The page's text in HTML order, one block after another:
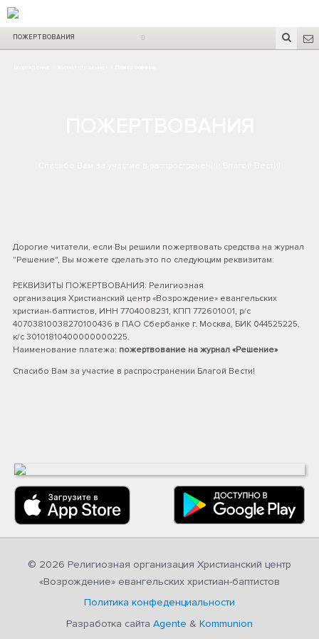
ПОЖЕРТВОВАНИЯ
Дорогие читатели, если Вы решили пожертвовать средства на журнал
"Решение", Вы можете сделать это по следующим реквизитам:
РЕКВИЗИТЫ ПОЖЕРТВОВАНИЯ: Религиозная
организация Христианский центр «Возрождение» евангельских
христиан-баптистов, ИНН 7704008231, КПП 772601001, р/с
40703810038270100436 в ПАО Сбербанке г. Москва, БИК 044525225,
к/с 30101810400000000225.
Наименование платежа: пожертвование на журнал «Решение»
Спасибо Вам за участие в распространении Благой Вести!
© 2026 Религиозная организация Христианский центр
«Возрождение» евангельских христиан-баптистов
Политика конфеденциальности
Разработка сайта Agente & Kommunion